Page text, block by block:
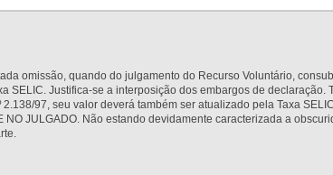
omissão, quando do julgamento do Recurso Voluntário,
Justifica-se a interposição dos embargos de declaração.
97, seu valor deverá também ser atualizado pela Taxa
JULGADO. Não estando devidamente caracterizada a